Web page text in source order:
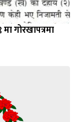
गोरखापत्रमा